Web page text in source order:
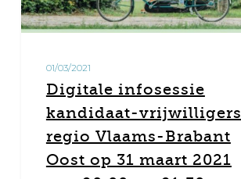
Vlaams-
maart
01/03/2021
Digitale infosessie
kandidaat-vrijwilligers
regio Vlaams-Brabant
Oost op 31 maart 2021